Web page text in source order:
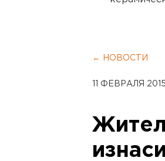
← НОВОСТИ
11 ФЕВРАЛЯ